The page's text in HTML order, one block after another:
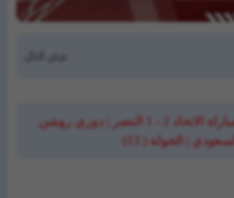
ملخص وأهداف مباراة الاتحاد 2 - 1 النصر | دوري روشن
السعودي | الجولة ( 13)